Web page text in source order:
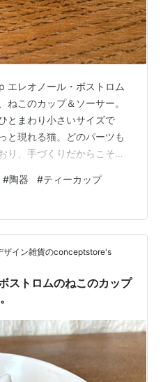
レオノール・ボストロム
ねこのカップ＆ソーサー。
とまわり小さいサイズで
と現れる猫。どのパーツも
り、手づくりだからこその
レオノール・ボストロム
ねこのティーカップです。
続けている彼女が「猫」を
犬っぽい気もするけれど？
ルのねこ」なのです。カッ
#陶器 #ティーカップ
ザイン雑貨のconceptstore's
ストロムのねこのカップ